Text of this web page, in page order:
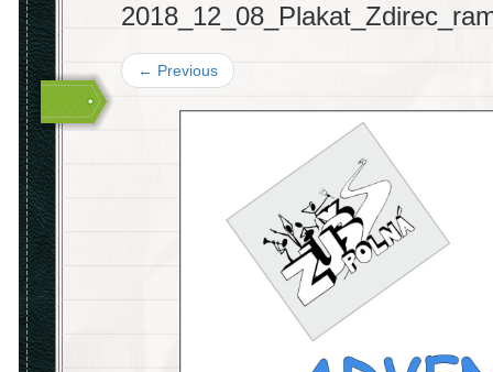
← Previous